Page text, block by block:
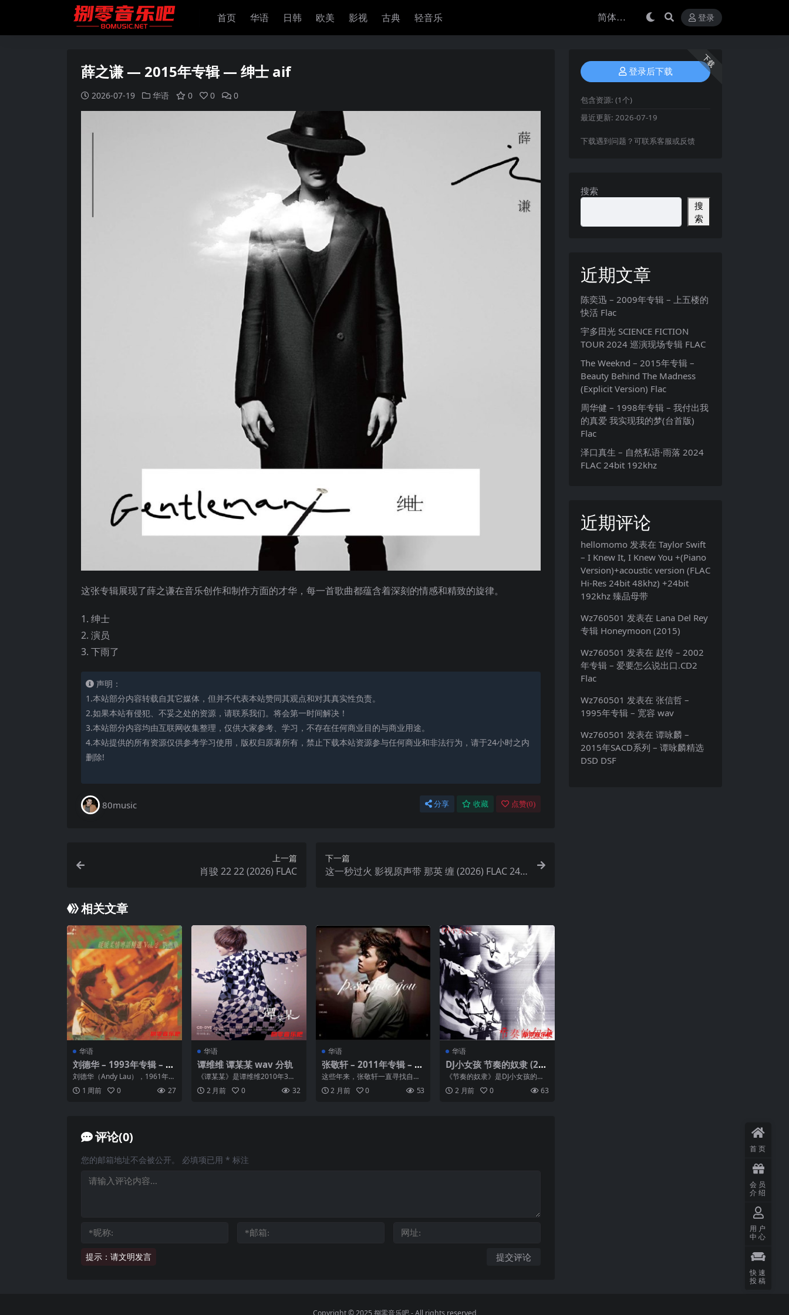
首页 华语 日韩 欧美 影视 古典 轻音乐 登录
薛之谦 — 2015年专辑 — 绅士 aif
2026-07-19 华语 0 0 0
这张专辑展现了薛之谦在音乐创作和制作方面的才华，每一首歌曲都蕴含着深刻的情感和精致的旋律。
1. 绅士
2. 演员
3. 下雨了
声明：
1.本站部分内容转载自其它媒体，但并不代表本站赞同其观点和对其真实性负责。
2.如果本站有侵犯、不妥之处的资源，请联系我们。将会第一时间解决！
3.本站部分内容均由互联网收集整理，仅供大家参考、学习，不存在任何商业目的与商业用途。
4.本站提供的所有资源仅供参考学习使用，版权归原著所有，禁止下载本站资源参与任何商业和非法行为，请于24小时之内
删除!
80music 分享 收藏 点赞(0)
上一篇
肖骏 22 22 (2026) FLAC
下一篇
这一秒过火 影视原声带 那英 缠 (2026) FLAC 24b
相关文章
华语
刘德华 – 1993年专辑 – 暖
暖柔情粤语精选Vol.2 Fla
c
刘德华（Andy Lau），1961年9
月27日出生于中国香港，华语影
视男演员、...
1 周前 0 27
华语
谭维维 谭某某 wav 分轨
《谭某某》是谭维维2010年3月3
0日发行的慢摇滚风格专辑，由高
晓松、汪峰担任制...
2 月前 0 32
华语
张敬轩 – 2011年专辑 – I
LOVE YOU(香港首版) wa
v
这些年来，张敬轩一直寻找自己
的路向，试过与大师级音乐人合
作，也试过以舞台作为唱作...
2 月前 0 53
华语
DJ小女孩 节奏的奴隶 (20
24) FLAC 24bit 96kHz
《节奏的奴隶》是DJ小女孩的首
张EP，于2024年11月发行。专
辑收录8首热曲，...
2 月前 0 63
评论(0)
提示：请文明发言
您的邮箱地址不会被公开。 必填项已用 * 标注
下载
登录后下载
包含资源: (1个)
最近更新: 2026-07-19
下载遇到问题？可联系客服或反馈
搜索
搜
索
近期文章
陈奕迅 – 2009年专辑 – 上五楼的
快活 Flac
宇多田光 SCIENCE FICTION
TOUR 2024 巡演现场专辑 FLAC
The Weeknd – 2015年专辑 –
Beauty Behind The Madness
(Explicit Version) Flac
周华健 – 1998年专辑 – 我付出我
的真爱 我实现我的梦(台首版)
Flac
泽口真生 – 自然私语·雨落 2024
FLAC 24bit 192khz
近期评论
hellomomo 发表在 Taylor Swift
– I Knew It, I Knew You +(Piano
Version)+acoustic version (FLAC
Hi-Res 24bit 48khz) +24bit
192khz 臻品母带
Wz760501 发表在 Lana Del Rey
专辑 Honeymoon (2015)
Wz760501 发表在 赵传 – 2002
年专辑 – 爱要怎么说出口.CD2
Flac
Wz760501 发表在 张信哲 –
1995年专辑 – 宽容 wav
Wz760501 发表在 谭咏麟 –
2015年SACD系列 – 谭咏麟精选
DSD DSF
Copyright © 2025捌零音乐吧- All rights reserved
首页
会员
介绍
用户
中心
快速
投稿